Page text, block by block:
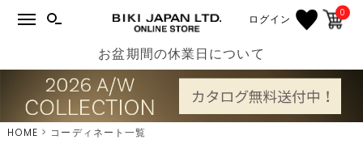
ログイン 0
お盆期間の休業日について
HOME コーディネート一覧